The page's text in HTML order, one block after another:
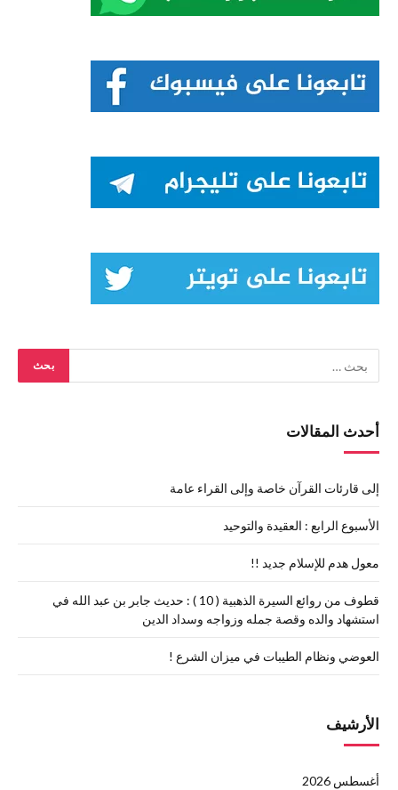
أحدث المقالات
إلى قارئات القرآن خاصة وإلى القراء عامة
الأسبوع الرابع : العقيدة والتوحيد
معول هدم للإسلام جديد !!
قطوف من روائع السيرة الذهبية ( 10 ) : حديث جابر بن عبد الله في
استشهاد والده وقصة جمله وزواجه وسداد الدين
العوضي ونظام الطيبات في ميزان الشرع !
الأرشيف
أغسطس 2026